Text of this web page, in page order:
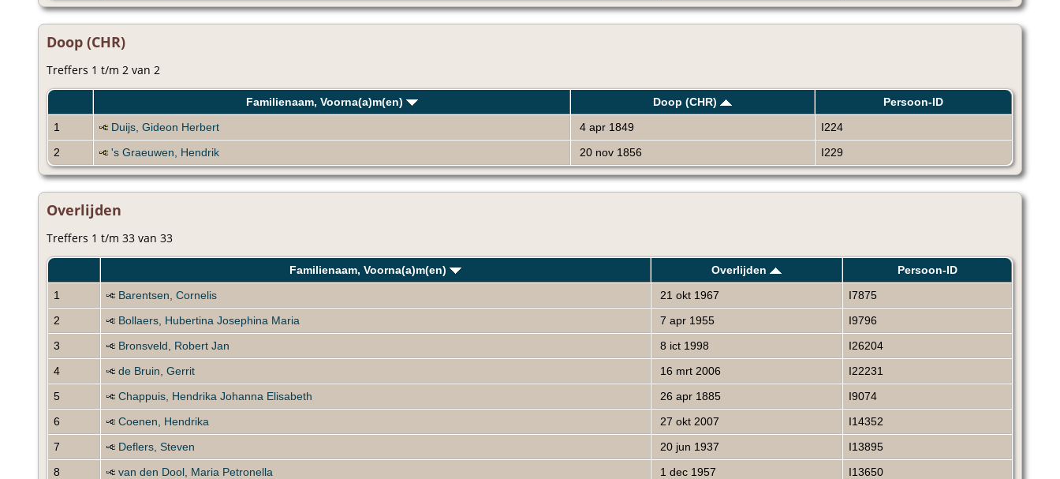
Doop (CHR)
Treffers 1 t/m 2 van 2
Familienaam, Voorna(a)m(en) Doop (CHR)
Persoon-ID
1
Duijs, Gideon Herbert 4 apr 1849
I224
2
's Graeuwen, Hendrik 20 nov 1856 I229
Overlijden
Treffers 1 t/m 33 van 33
Familienaam, Voorna(a)m(en) Overlijden
Persoon-ID
1
Barentsen, Cornelis 21 okt 1967
I7875
2
Bollaers, Hubertina Josephina Maria 7 apr 1955
I9796
3
Bronsveld, Robert Jan 8 ict 1998
I26204
4
de Bruin, Gerrit 16 mrt 2006
I22231
5
Chappuis, Hendrika Johanna Elisabeth 26 apr 1885
I9074
6
Coenen, Hendrika 27 okt 2007
I14352
7
Deflers, Steven 20 jun 1937
I13895
8
van den Dool, Maria Petronella 1 dec 1957
I13650